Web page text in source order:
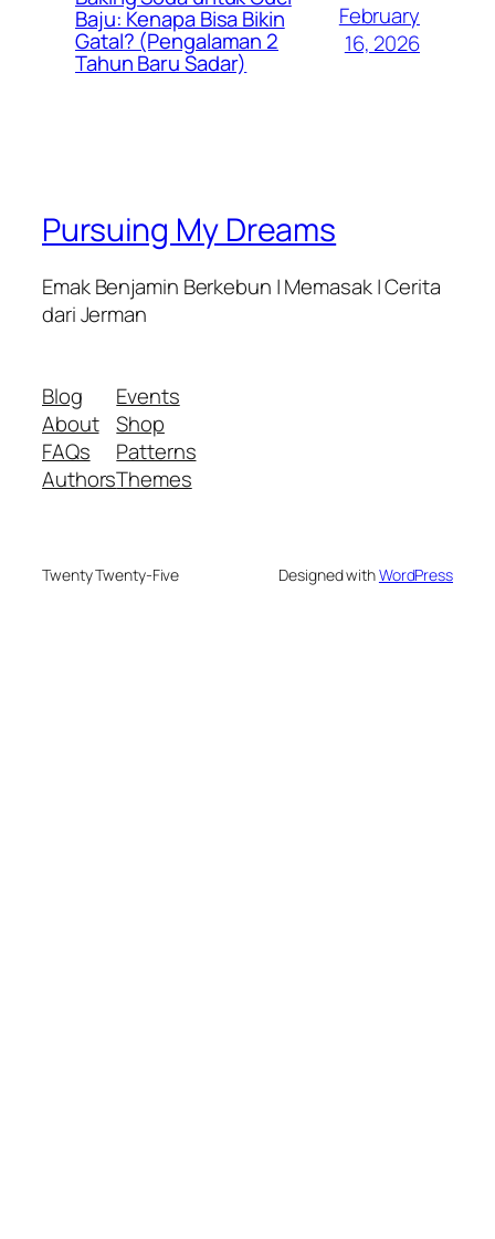
Baju: Kenapa Bisa Bikin
Gatal? (Pengalaman 2
Tahun Baru Sadar)
February
16, 2026
Pursuing My Dreams
Emak Benjamin Berkebun | Memasak | Cerita
dari Jerman
Blog
About
FAQs
Authors
Events
Shop
Patterns
Themes
Twenty Twenty-Five Designed withWordPress